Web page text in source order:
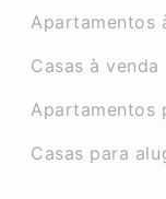
Apartamentos
Casas à
Apartamentos
Casas para